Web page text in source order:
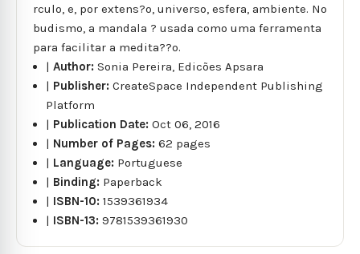
rculo, e, por extens?o, universo, esfera, ambiente. No
budismo, a mandala ? usada como uma ferramenta
para facilitar a medita??o.
|Author:Sonia Pereira, Edicões Apsara
| Publisher:CreateSpace Independent Publishing
Platform
| Publication Date:Oct 06, 2016
| Number of Pages:62 pages
| Language: Portuguese
| Binding: Paperback
| ISBN-10:1539361934
| ISBN-13:9781539361930